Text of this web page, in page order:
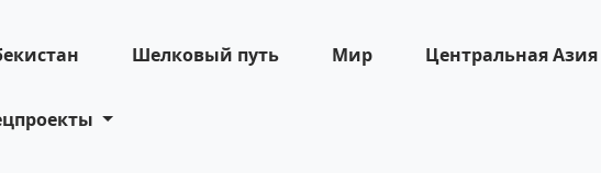
Шелковый путь Мир Центральная Азия